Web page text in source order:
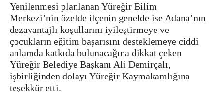
Yenilenmesi planlanan Yüreğir Bilim
Merkezi’nin özelde ilçenin genelde ise Adana’nın
dezavantajlı koşullarını iyileştirmeye ve
çocukların eğitim başarısını desteklemeye ciddi
anlamda katkıda bulunacağına dikkat çeken
Yüreğir Belediye Başkanı Ali Demirçalı,
işbirliğinden dolayı Yüreğir Kaymakamlığına
teşekkür etti.